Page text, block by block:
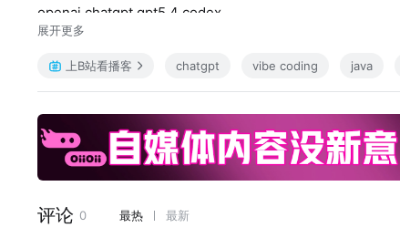
openai chatgpt gpt5.4 codex
展开更多
上B站看播客 chatgpt vibe coding java